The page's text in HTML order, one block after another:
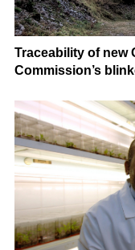
Traceability of new
Commission’s